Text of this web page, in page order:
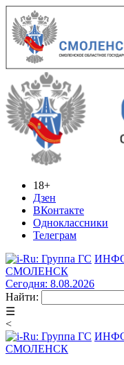
18+
Дзен
ВКонтакте
Одноклассники
Телеграм
СМОЛЕНСК
Сегодня: 8.08.2026
Найти:
☰
<
СМОЛЕНСК